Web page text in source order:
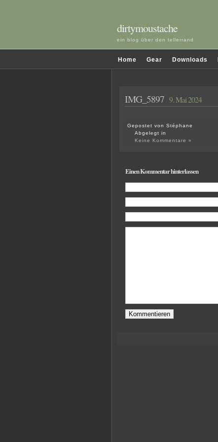
dirtymoustache
ein blog über den tellerrand
Home Gear Downloads
IMG_5897 9. Mai 2024
Gepostet von Stéphane
Abgelegt in
Keine Kommentare »
Einen Kommentar hinterlassen